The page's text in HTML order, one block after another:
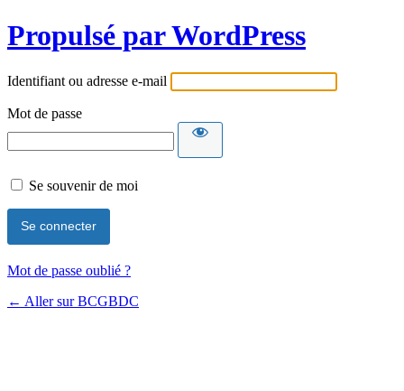
Propulsé par WordPress
Identifiant ou adresse e-mail
Mot de passe
Se souvenir de moi
Mot de passe oublié ?
← Aller sur BCGBDC